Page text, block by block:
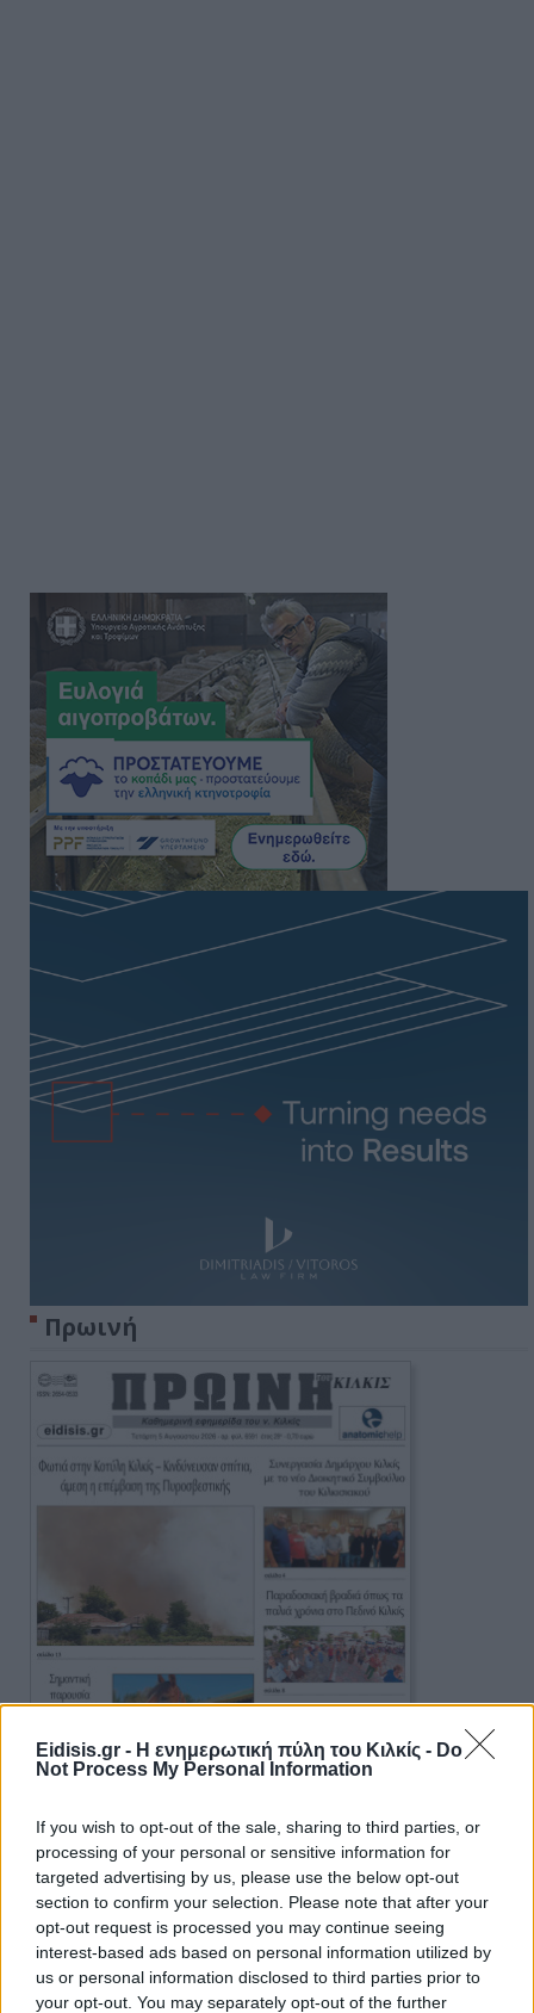
Eidisis.gr - Η ενημερωτική πύλη του Κιλκίς - Do
Not Process My Personal Information
If you wish to opt-out of the sale, sharing to third parties, or
processing of your personal or sensitive information for
targeted advertising by us, please use the below opt-out
section to confirm your selection. Please note that after your
opt-out request is processed you may continue seeing
interest-based ads based on personal information utilized by
us or personal information disclosed to third parties prior to
your opt-out. You may separately opt-out of the further
Πρωινή
Ειδήσεις